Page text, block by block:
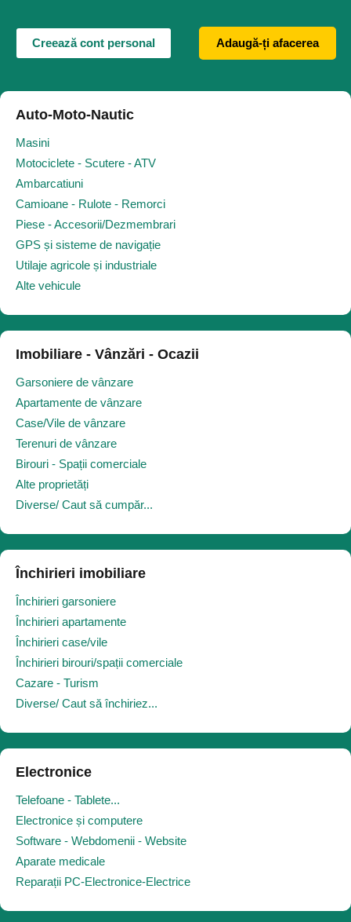
Creează cont personal Adaugă-ți afacerea
Auto-Moto-Nautic
Masini
Motociclete - Scutere - ATV
Ambarcatiuni
Camioane - Rulote - Remorci
Piese - Accesorii/Dezmembrari
GPS și sisteme de navigație
Utilaje agricole și industriale
Alte vehicule
Imobiliare - Vânzări - Ocazii
Garsoniere de vânzare
Apartamente de vânzare
Case/Vile de vânzare
Terenuri de vânzare
Birouri - Spații comerciale
Alte proprietăți
Diverse/ Caut să cumpăr...
Închirieri imobiliare
Închirieri garsoniere
Închirieri apartamente
Închirieri case/vile
Închirieri birouri/spații comerciale
Cazare - Turism
Diverse/ Caut să închiriez...
Electronice
Telefoane - Tablete...
Electronice și computere
Software - Webdomenii - Website
Aparate medicale
Reparații PC-Electronice-Electrice